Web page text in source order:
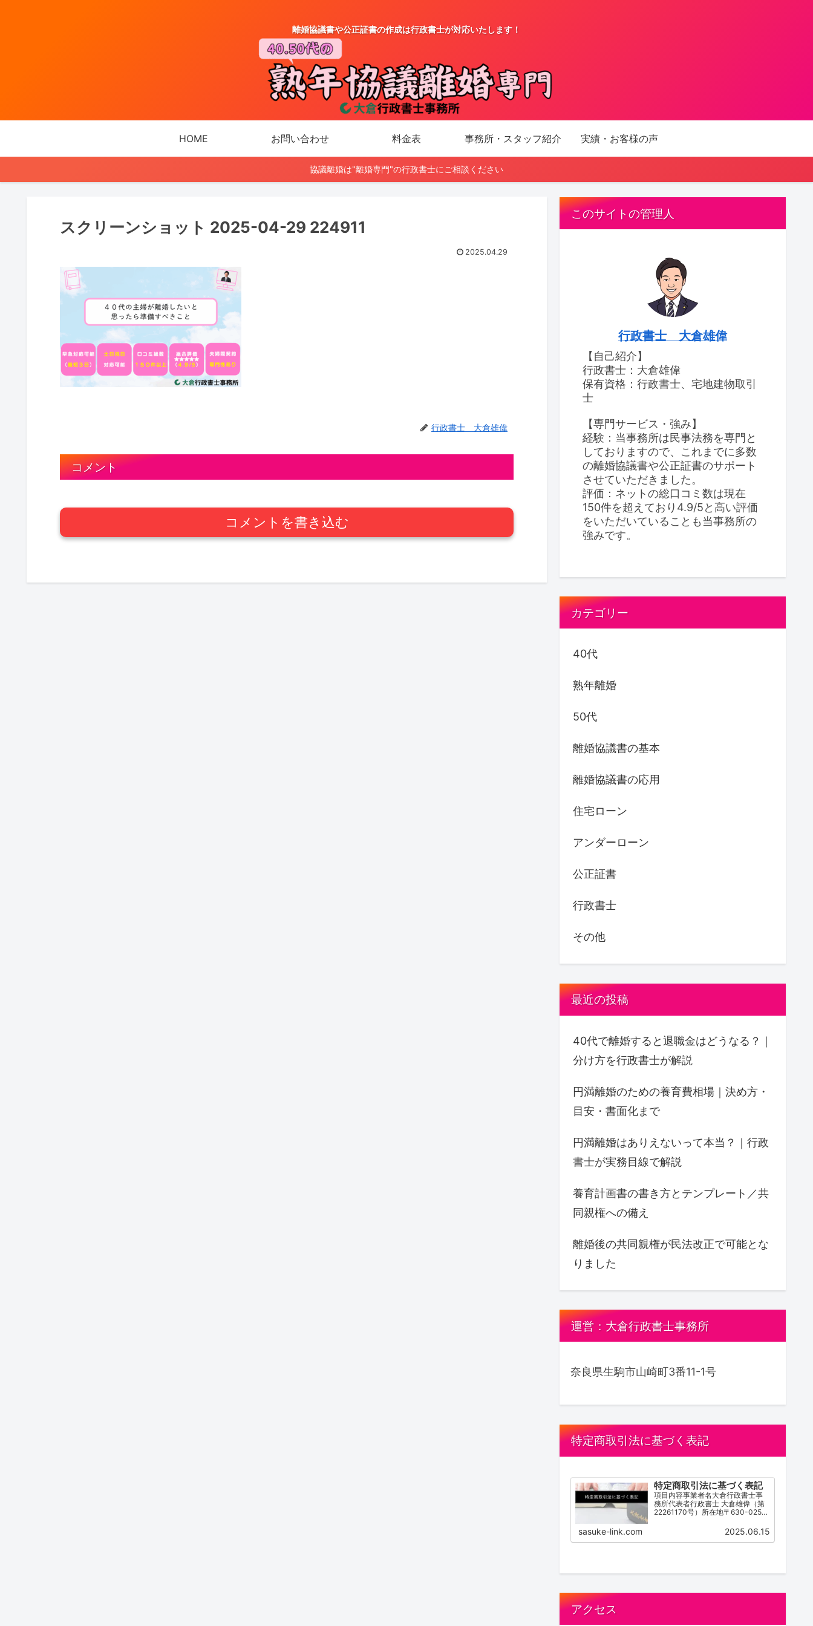
離婚協議書や公正証書の作成は行政書士が対応いたします！
HOME お問い合わせ 料金表 事務所・スタッフ紹介 実績・お客様の声
協議離婚は"離婚専門"の行政書士にご相談ください
スクリーンショット 2025-04-29 224911
2025.04.29
行政書士 大倉雄偉
コメント
コメントを書き込む
このサイトの管理人
行政書士 大倉雄偉
【自己紹介】
行政書士：大倉雄偉
保有資格：行政書士、宅地建物取引
士
【専門サービス・強み】
経験：当事務所は民事法務を専門と
しておりますので、これまでに多数
の離婚協議書や公正証書のサポート
させていただきました。
評価：ネットの総口コミ数は現在
150件を超えており4.9/5と高い評価
をいただいていることも当事務所の
強みです。
カテゴリー
40代
熟年離婚
50代
離婚協議書の基本
離婚協議書の応用
住宅ローン
アンダーローン
公正証書
行政書士
その他
最近の投稿
40代で離婚すると退職金はどうなる？｜
分け方を行政書士が解説
円満離婚のための養育費相場｜決め方・
目安・書面化まで
円満離婚はありえないって本当？｜行政
書士が実務目線で解説
養育計画書の書き方とテンプレート／共
同親権への備え
離婚後の共同親権が民法改正で可能とな
りました
運営：大倉行政書士事務所
奈良県生駒市山崎町3番11-1号
特定商取引法に基づく表記
特定商取引法に基づく表記
項目内容事業者名大倉行政書士事
務所代表者行政書士 大倉雄偉（第
22261170号）所在地〒630-0252
号電話番号0743-83-2162営業時
間 / 受付時間9:00~18:00（不定
sasuke-link.com 2025.06.15
アクセス